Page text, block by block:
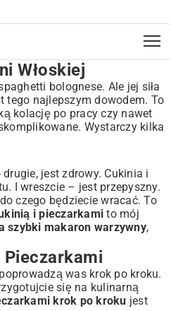
Włoskiej
bolognese. Ale jej siła
tego najlepszym dowodem. To
kolację po pracy czy nawet
Wystarczy kilka
jest zdrowy. Cukinia i
I wreszcie – jest przepyszny.
czego będziecie wracać. To
i pieczarkami to mój
szybki makaron warzywny,
was krok po kroku.
się na kulinarną
krok po kroku jest